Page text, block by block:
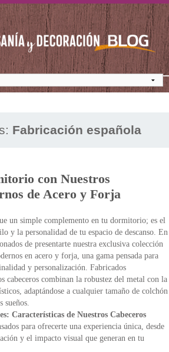
Fabricación española
con Nuestros
de Acero y Forja
un simple complemento en tu dormitorio; es el
y la personalidad de tu espacio de descanso. En
de presentarte nuestra exclusiva colección
en acero y forja, una gama pensada para
y personalización. Fabricados
cabeceros combinan la robustez del metal con la
adaptándose a cualquier tamaño de colchón
sueños.
Características de Nuestros Cabeceros
para ofrecerte una experiencia única, desde
y el impacto visual que generan en tu